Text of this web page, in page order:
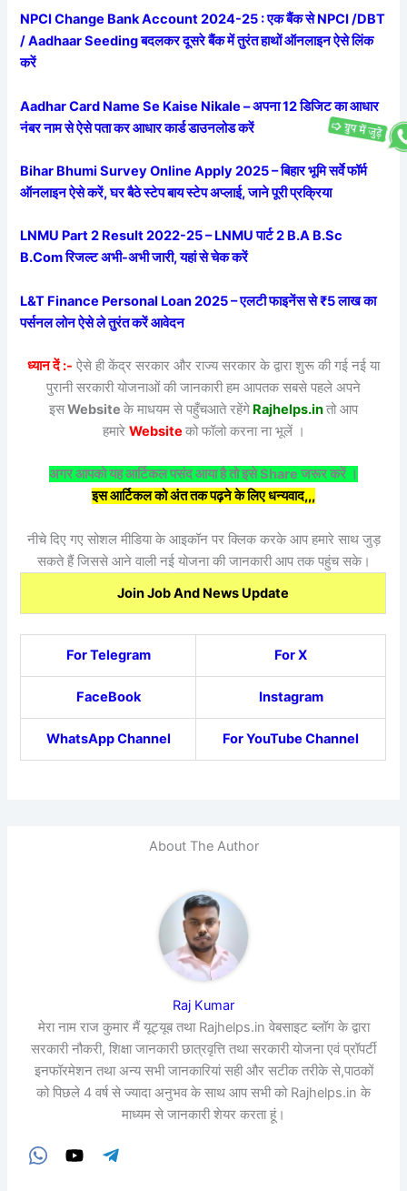
NPCI Change Bank Account 2024-25 : एक बैंक से NPCI /DBT
/ Aadhaar Seeding बदलकर दूसरे बैंक में तुरंत हाथों ऑनलाइन ऐसे लिंक
करें
Aadhar Card Name Se Kaise Nikale – अपना 12 डिजिट का आधार
नंबर नाम से ऐसे पता कर आधार कार्ड डाउनलोड करें
Bihar Bhumi Survey Online Apply 2025 – बिहार भूमि सर्वे फॉर्म
ऑनलाइन ऐसे करें, घर बैठे स्टेप बाय स्टेप अप्लाई, जाने पूरी प्रक्रिया
LNMU Part 2 Result 2022-25 – LNMU पार्ट 2 B.A B.Sc
B.Com रिजल्ट अभी-अभी जारी, यहां से चेक करें
L&T Finance Personal Loan 2025 – एलटी फाइनेंस से ₹5 लाख का
पर्सनल लोन ऐसे ले तुरंत करें आवेदन
ध्यान दें :- ऐसे ही केंद्र सरकार और राज्य सरकार के द्वारा शुरू की गई नई या
पुरानी सरकारी योजनाओं की जानकारी हम आपतक सबसे पहले अपने
इसWebsite के माधयम से पहुँचआते रहेंगे Rajhelps.inतो आप
हमारे Website को फॉलो करना ना भूलें ।
अगर आपको यह आर्टिकल पसंद आया है तो इसे Share जरूर करें ।
इस आर्टिकल को अंत तक पढ़ने के लिए धन्यवाद,,,
नीचे दिए गए सोशल मीडिया के आइकॉन पर क्लिक करके आप हमारे साथ जुड़
सकते हैं जिससे आने वाली नई योजना की जानकारी आप तक पहुंच सके।
Join Job And News Update
For Telegram For X
FaceBook Instagram
WhatsApp Channel For YouTube Channel
About The Author
Raj Kumar
मेरा नाम राज कुमार मैं यूट्यूब तथा Rajhelps.in वेबसाइट ब्लॉग के द्वारा
सरकारी नौकरी, शिक्षा जानकारी छात्रवृत्ति तथा सरकारी योजना एवं प्रॉपर्टी
इनफॉरमेशन तथा अन्य सभी जानकारियां सही और सटीक तरीके से,पाठकों
को पिछले 4 वर्ष से ज्यादा अनुभव के साथ आप सभी को Rajhelps.in के
माध्यम से जानकारी शेयर करता हूं।